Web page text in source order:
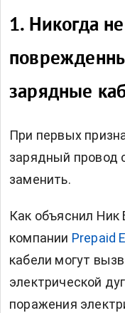
1. Никогда
зарядные
При первых
зарядный провод
заменить.
Как объяснил Ник
компании Prepaid
кабели могут
электрической
поражения